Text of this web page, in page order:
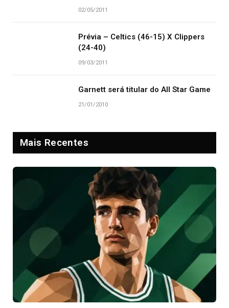
02/05/2011
Prévia – Celtics (46-15) X Clippers
(24-40)
09/03/2011
Garnett será titular do All Star Game
21/01/2010
Mais Recentes